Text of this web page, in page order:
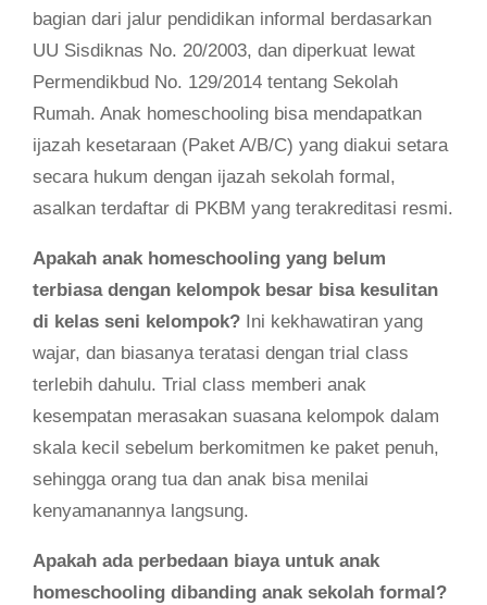
bagian dari jalur pendidikan informal berdasarkan
UU Sisdiknas No. 20/2003, dan diperkuat lewat
Permendikbud No. 129/2014 tentang Sekolah
Rumah. Anak homeschooling bisa mendapatkan
ijazah kesetaraan (Paket A/B/C) yang diakui setara
secara hukum dengan ijazah sekolah formal,
asalkan terdaftar di PKBM yang terakreditasi resmi.
Apakah anak homeschooling yang belum
terbiasa dengan kelompok besar bisa kesulitan
di kelas seni kelompok? Ini kekhawatiran yang
wajar, dan biasanya teratasi dengan trial class
terlebih dahulu. Trial class memberi anak
kesempatan merasakan suasana kelompok dalam
skala kecil sebelum berkomitmen ke paket penuh,
sehingga orang tua dan anak bisa menilai
kenyamanannya langsung.
Apakah ada perbedaan biaya untuk anak
homeschooling dibanding anak sekolah formal?